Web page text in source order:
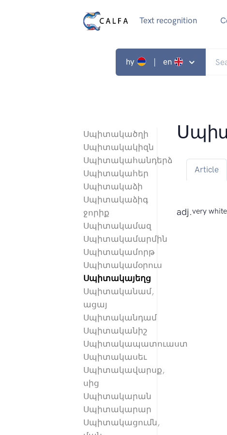
Text recognition
hy | en
Սպիտակածղի
Սպիտակակիզն
Սպիտակահանդերձ
Սպիտակահեր
Սպիտակաձի
Սպիտակաձիգ
ջորիք
Սպիտակամազ
Սպիտակամարմին
Սպիտակամորթ
Սպիտակամօրուս
Սպիտակայեղց
Սպիտականամ,
ացայ
Սպիտականդամ
Սպիտականիշ
Սպիտակապատուաստ
Սպիտակասեւ
Սպիտակավարսք,
սից
Սպիտակարան
Սպիտակարար
Սպիտակացումն,
Article
adj.very